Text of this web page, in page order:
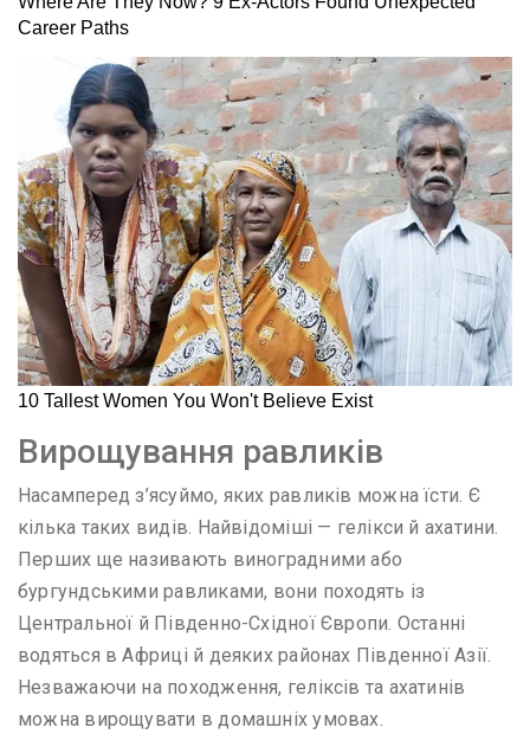
Вирощування равликів
Насамперед з’ясуймо, яких равликів можна їсти. Є
кілька таких видів. Найвідоміші — гелікси й ахатини.
Перших ще називають виноградними або
бургундськими равликами, вони походять із
Центральної й Південно-Східної Європи. Останні
водяться в Африці й деяких районах Південної Азії.
Незважаючи на походження, геліксів та ахатинів
можна вирощувати в домашніх умовах.